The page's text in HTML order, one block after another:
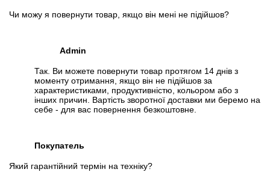
Чи можу я повернути товар, якщо він мені не підійшов?
Admin
Так. Ви можете повернути товар протягом 14 днів з
моменту отримання, якщо він не підійшов за
характеристиками, продуктивністю, кольором або з
інших причин. Вартість зворотної доставки ми беремо на
себе - для вас повернення безкоштовне.
Покупатель
Який гарантійний термін на техніку?